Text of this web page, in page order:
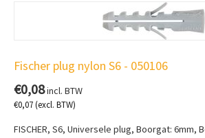
Fischer plug nylon S6 - 050106
€0,08incl. BTW
€0,07(excl. BTW)
FISCHER, S6, Universele plug, Boorgat: 6mm,